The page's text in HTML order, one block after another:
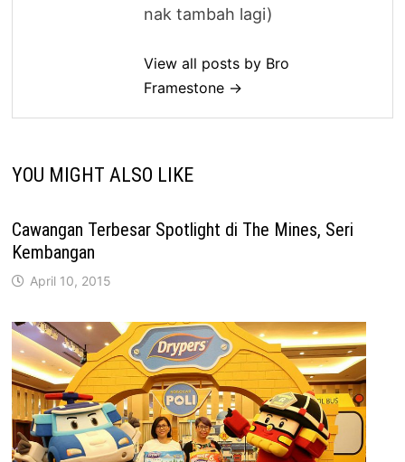
nak tambah lagi)
View all posts by Bro
Framestone →
YOU MIGHT ALSO LIKE
Cawangan Terbesar Spotlight di The Mines, Seri
Kembangan
April 10, 2015